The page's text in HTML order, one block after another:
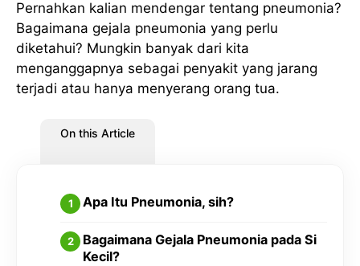
Pernahkan kalian mendengar tentang pneumonia?
Bagaimana gejala pneumonia yang perlu
diketahui? Mungkin banyak dari kita
menganggapnya sebagai penyakit yang jarang
terjadi atau hanya menyerang orang tua.
On this Article
Apa Itu Pneumonia, sih?
Bagaimana Gejala Pneumonia pada Si
Kecil?